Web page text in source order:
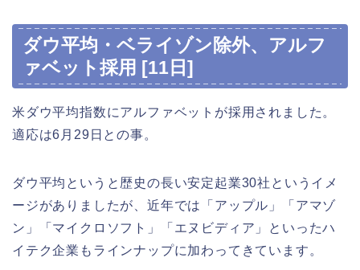
ダウ平均・ベライゾン除外、アルフ
ァベット採用 [11日]
米ダウ平均指数にアルファベットが採用されました。
適応は6月29日との事。
ダウ平均というと歴史の長い安定起業30社というイメ
ージがありましたが、近年では「アップル」「アマゾ
ン」「マイクロソフト」「エヌビディア」といったハ
イテク企業もラインナップに加わってきています。